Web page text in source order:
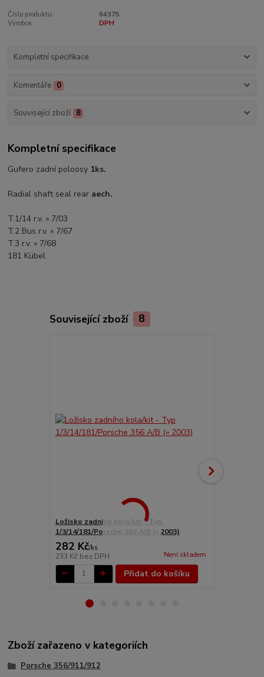
Číslo produktu:
04375
Výrobce:
DPH
Kompletní specifikace
Komentáře 0
Související zboží 8
Kompletní specifikace
Gufero zadní poloosy 1ks.
Radial shaft seal rear aech.
T.1/14 r.v. » 7/03
T.2 Bus r.v. » 7/67
T.3 r.v. » 7/68
181 Kübel
Související zboží 8
Ložisko zadního kola/kit - Typ
1/3/14/181/Porsche 356 A/B (» 2003)
282 Kč/ks
233 Kč bez DPH Není skladem
Přidat do košíku
Zboží zařazeno v kategoriích
Porsche 356/911/912